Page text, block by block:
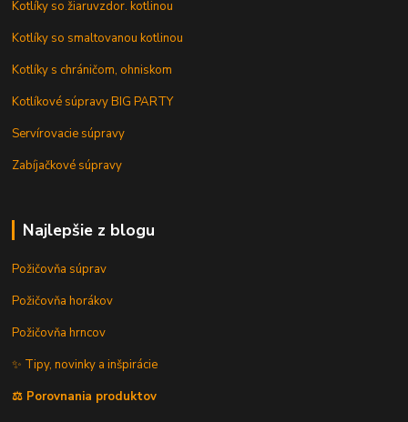
Kotlíky so žiaruvzdor. kotlinou
Kotlíky so smaltovanou kotlinou
Kotlíky s chráničom, ohniskom
Kotlíkové súpravy BIG PARTY
Servírovacie súpravy
Zabíjačkové súpravy
Najlepšie z blogu
Požičovňa súprav
Požičovňa horákov
Požičovňa hrncov
✨ Tipy, novinky a inšpirácie
⚖️ Porovnania produktov